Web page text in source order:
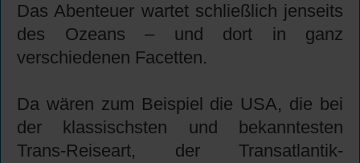
Das Abenteuer wartet schließlich jenseits
des Ozeans – und dort in ganz
verschiedenen Facetten.
Da wären zum Beispiel die USA, die bei
der klassischsten und bekanntesten
Trans-Reiseart, der Transatlantik-